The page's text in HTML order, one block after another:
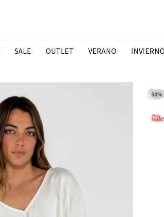
SALE OUTLET VERANO INVIERNO